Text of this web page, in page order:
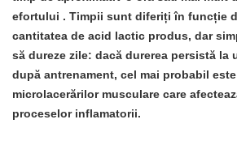
efortului . Timpii sunt diferiți în funcție
cantitatea de acid lactic produs, dar
să dureze zile: dacă durerea persistă la
după antrenament, cel mai probabil
microlacerărilor musculare care
proceselor inflamatorii.